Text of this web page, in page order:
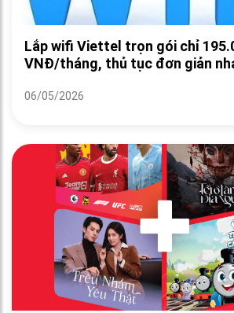
Lắp wifi Viettel trọn gói chỉ
VNĐ/tháng, thủ tục đơn giản
06/05/2026